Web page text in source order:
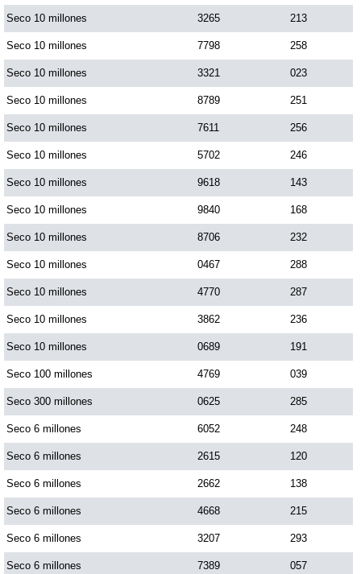
Seco 10 millones 3265 213
Seco 10 millones 7798 258
Seco 10 millones 3321 023
Seco 10 millones 8789 251
Seco 10 millones 7611 256
Seco 10 millones 5702 246
Seco 10 millones 9618 143
Seco 10 millones 9840 168
Seco 10 millones 8706 232
Seco 10 millones 0467 288
Seco 10 millones 4770 287
Seco 10 millones 3862 236
Seco 10 millones 0689 191
Seco 100 millones 4769 039
Seco 300 millones 0625 285
Seco 6 millones 6052 248
Seco 6 millones 2615 120
Seco 6 millones 2662 138
Seco 6 millones 4668 215
Seco 6 millones 3207 293
Seco 6 millones 7389 057